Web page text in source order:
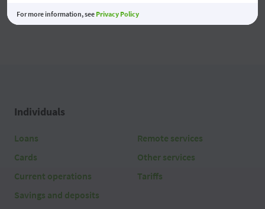
Individuals
Loans
Cards
Current operations
Savings and deposits
Remote services
Other services
Tariffs
For more information, see Privacy Policy